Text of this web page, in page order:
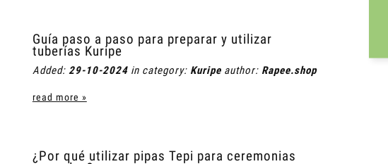
Guía paso a paso para preparar y utilizar
tuberías Kuripe
Added: 29-10-2024in category: Kuripeauthor: Rapee.shop
read more »
¿Por qué utilizar pipas Tepi para ceremonias